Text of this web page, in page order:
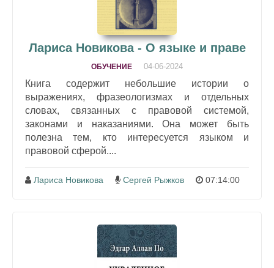
Лариса Новикова - О языке и праве
ОБУЧЕНИЕ 04-06-2024
Книга содержит небольшие истории о
выражениях, фразеологизмах и отдельных
словах, связанных с правовой системой,
законами и наказаниями. Она может быть
полезна тем, кто интересуется языком и
правовой сферой....
Лариса Новикова Сергей Рыжков 07:14:00